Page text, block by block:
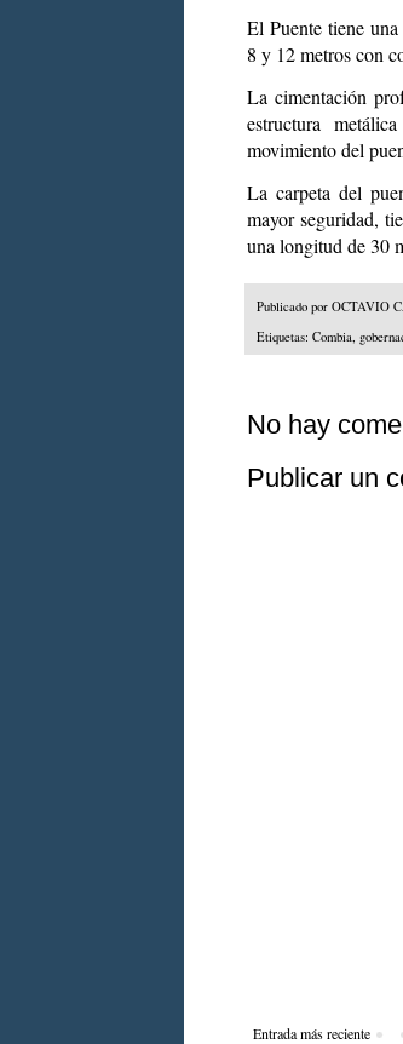
El Puente tiene
8 y 12 metros con
La cimentación
estructura
movimiento del
La carpeta del
mayor seguridad,
una longitud de 30
Publicado por OCTAVIO
Etiquetas: Combia
No hay
Publicar un
Entrada más reciente